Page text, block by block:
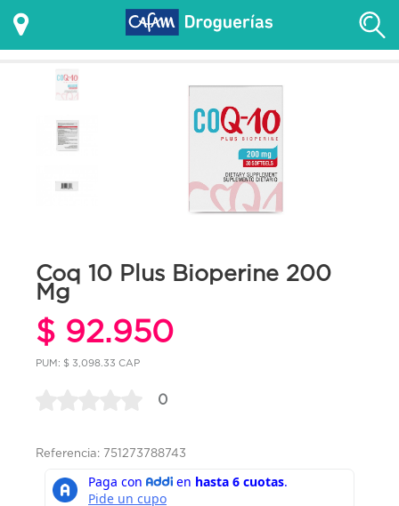
Coq 10 Plus Bioperine 200
Mg
$ 92.950
PUM: $ 3,098.33 CAP
0
Referencia: 751273788743